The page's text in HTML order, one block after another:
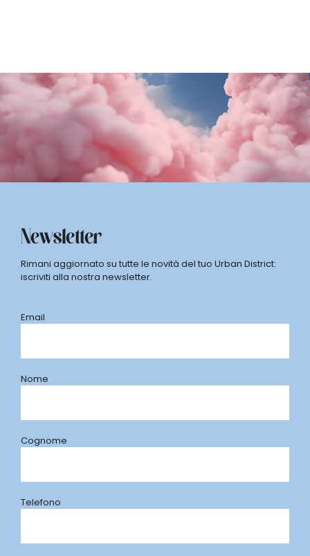
Newsletter
Rimani aggiornato su tutte le novità del tuo Urban District:
iscriviti alla nostra newsletter.
Email
Nome
Cognome
Telefono